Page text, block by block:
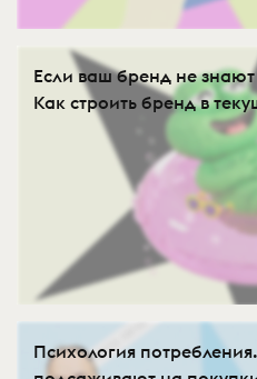
Если ваш бренд не
Как строить бренд в
Психология